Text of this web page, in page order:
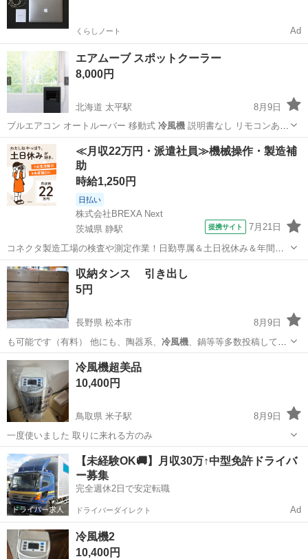
くらしノート Ad
エアムーブ スポットクーラー
8,000円
北海道 太平駅
8月9日
ブルエアコン オートルーバー 移動式 冷風機説明書なし リモコンあり
すぐ渡…
北海道 札幌市 太平駅 季節、空調家電 スポットクーラー
≪月収22万円・派遣社員≫機械操作・製造補
助
時給1,250円
日払い
株式会社BREXA Next
茨城県 静駅
提携サイト 7月21日
コネクタ製造工場の検査や測定作業！日勤専属＆土日祝休み＆年間休
日128日★クリーンルーム内作業★マイカー通勤OK＆無料駐車場あり
★就業先食堂利用可！日払い制度あり！《茨城県常陸大宮市》 人気の
工場のお仕事 ◇コネクタ製造工...
茨城 常陸大宮市 その他
収納タンス 引き出し
5円
長野県 松本市
8月9日
も可能です（有料） 他にも、陶器系、 冷風機、鍋等等多数投稿してい
ます。 ぜひご覧…
長野 松本市 収納家具
冷風機超美品
10,400円
鳥取県 米子駅
8月9日
一度使いました 取りに来れる方のみ
鳥取 米子市 米子駅 季節、空調家電
【未経験OK🚚】月収30万↑中型免許ドライバ
ー募集
完全週休2日で安定転職
ドライバーダイレクト Ad
冷風機2
10,400円